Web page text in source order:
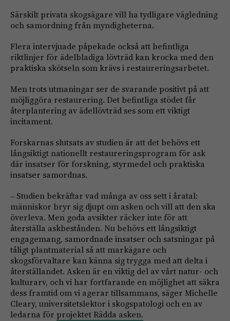
Särskilt privata skogsägare vill ha tydligare vägledning
och samordning från myndigheterna.
Flera intervjuade påpekade också att befintliga
riktlinjer för ädelbladiga lövträd kan krocka med den
praktiska skötseln som krävs i restaureringsarbetet.
Men trots utmaningar ser de svarande positivt på att
möjliggöra restaurering. Det befintliga stödet får
återplantering av ädellövträd ses som ett viktigt
incitament.
Forskarnas slutsats av studien är att det behövs ett
långsiktigt nationellt restaureringsprogram för ask
där insatser för forskning, styrmedel och praktiska
insatser samordnas.
‒ Studien bekräftar vad många av oss sett i åratal:
människor bryr sig djupt om asken och vill att den ska
överleva. Men goda avsikter räcker inte för att
återställa askbestånden. Nu behövs ett långsiktigt
engagemang, samordnade insatser och satsningar på
tåligt plantmaterial så att markägare och
skogsförvaltare kan känna sig trygga med att delta i
återställandet. Asken är en viktig del av vårt natur- och
kulturarv, och vi har fortfarande en möjlighet att säkra
dess framtid om vi agerar tillsammans, säger Michelle
Cleary, universitetslektor i skogspatologi och en av
ledarna för projektet Rädda asken.